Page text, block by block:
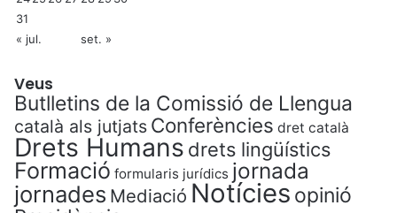
31
« jul.
set. »
Veus
Butlletins de la Comissió de Llengua
català als jutjats Conferències dret català
Drets Humans drets lingüístics
Formació formularis jurídics jornada
jornades Mediació Notícies opinió